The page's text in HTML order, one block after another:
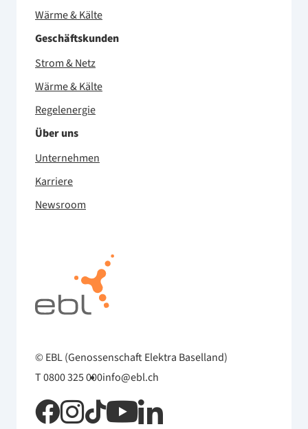
Wärme & Kälte
Geschäftskunden
Strom & Netz
Wärme & Kälte
Regelenergie
Über uns
Unternehmen
Karriere
Newsroom
© EBL (Genossenschaft Elektra Baselland)
T 0800 325 000info@ebl.ch